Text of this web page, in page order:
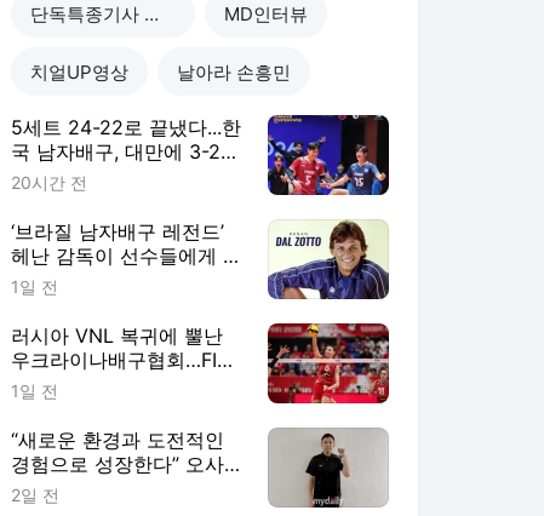
단독특종기사 모음 MD인터뷰
치얼UP영상 날아라 손흥민
5세트 24-22로 끝냈다...한
국 남자배구, 대만에 3-2
진땀승...조별리그 2연승
20시간 전
‘브라질 남자배구 레전드’
헤난 감독이 선수들에게 말
한다, “결승전에선 그 순간
1일 전
러시아 VNL 복귀에 뿔난
우크라이나배구협회…FIVB
"2027 한시적 참가팀 확
1일 전
“새로운 환경과 도전적인
경험으로 성장한다” 오사카
&상하이 사령탑이 꼽은 한
2일 전